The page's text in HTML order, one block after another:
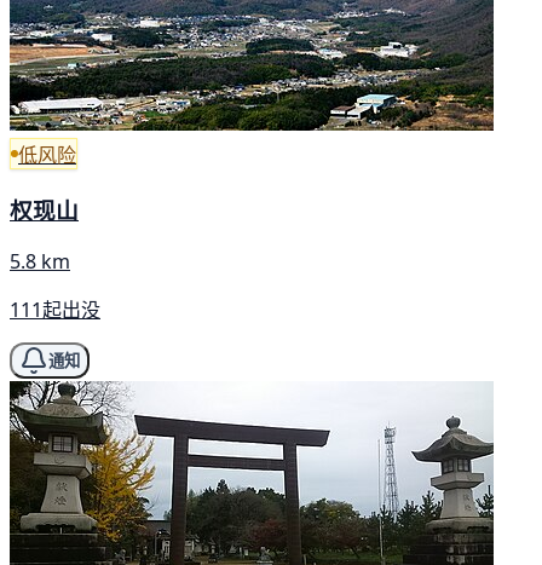
低风险
权现山
5.8 km
111起出没
通知